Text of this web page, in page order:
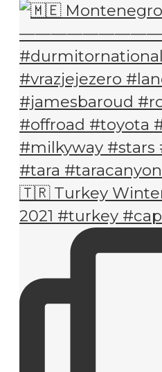
🇹🇷 Turkey
2021 #turkey